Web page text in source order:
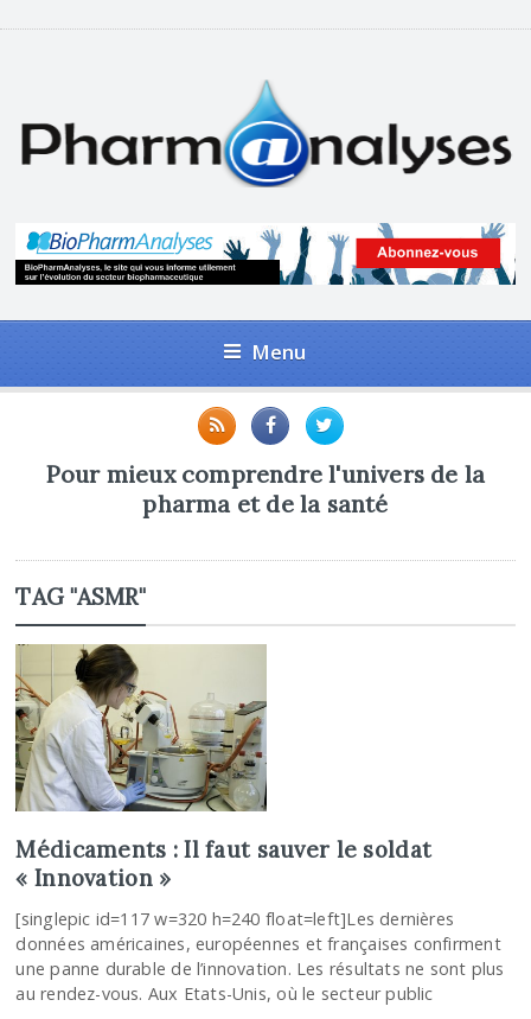
Menu
Pour mieux comprendre l'univers de la
pharma et de la santé
TAG "ASMR"
Médicaments : Il faut sauver le soldat
« Innovation »
[singlepic id=117 w=320 h=240 float=left]Les dernières
données américaines, européennes et françaises confirment
une panne durable de l’innovation. Les résultats ne sont plus
au rendez-vous. Aux Etats-Unis, où le secteur public